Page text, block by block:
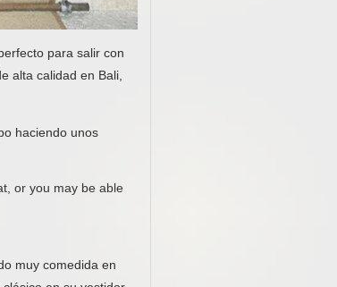
para salir con
alta calidad en Bali,
haciendo unos
or you may be able
muy comedida en